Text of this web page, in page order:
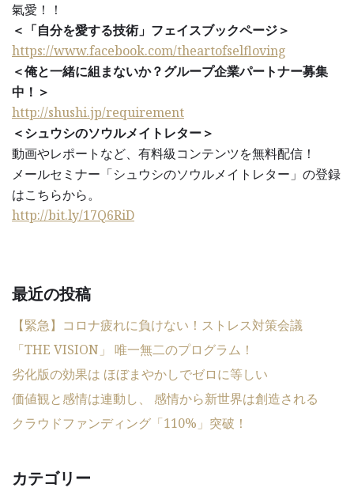
氣愛！！
＜「自分を愛する技術」フェイスブックページ＞
https://www.facebook.com/theartofselfloving
＜俺と一緒に組まないか？グループ企業パートナー募集
中！＞
http://shushi.jp/requirement
＜シュウシのソウルメイトレター＞
動画やレポートなど、有料級コンテンツを無料配信！
メールセミナー「シュウシのソウルメイトレター」の登録
はこちらから。
http://bit.ly/17Q6RiD
最近の投稿
【緊急】コロナ疲れに負けない！ストレス対策会議
「THE VISION」 唯一無二のプログラム！
劣化版の効果は ほぼまやかしでゼロに等しい
価値観と感情は連動し、 感情から新世界は創造される
クラウドファンディング「110%」突破！
カテゴリー